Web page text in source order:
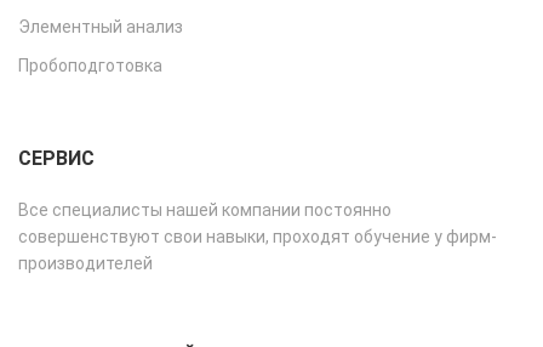
Элементный анализ
Пробоподготовка
СЕРВИС
Все специалисты нашей компании постоянно
совершенствуют свои навыки, проходят обучение у фирм-
производителей